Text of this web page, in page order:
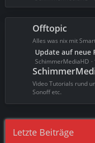
e
i
t
r
ä
g
e
t
z
t
e
B
e
i
t
r
ä
g
e
Offtopic
Alles was nix mit
L
e
t
z
t
e
i
Update auf neue
SchimmerMediaHD
Video Tutorials rund
Sonoff etc.
Letzte Beiträge